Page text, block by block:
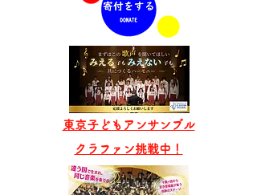
東京子どもアンサンブル
​クラファン挑戦中！